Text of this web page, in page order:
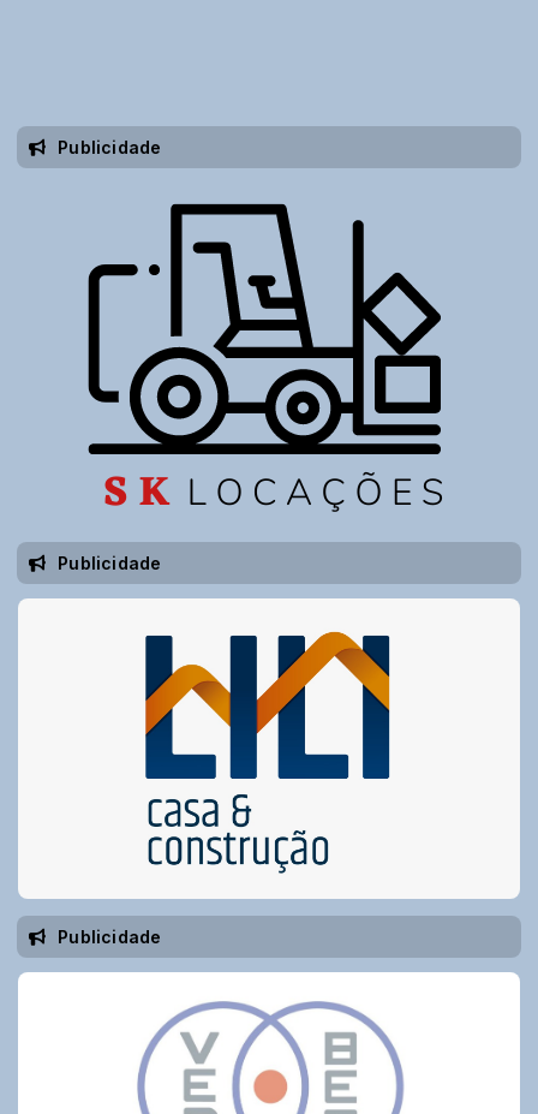
Publicidade
Publicidade
Publicidade